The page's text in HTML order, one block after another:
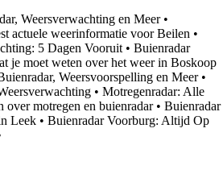
Weersverwachting en Meer•
actuele weerinformatie voor Beilen •
5 Dagen Vooruit • Buienradar
je moet weten over het weer in Boskoop
Weersvoorspelling en Meer•
• Motregenradar: Alle
over motregen en buienradar• Buienradar
Leek • Buienradar Voorburg: Altijd Op